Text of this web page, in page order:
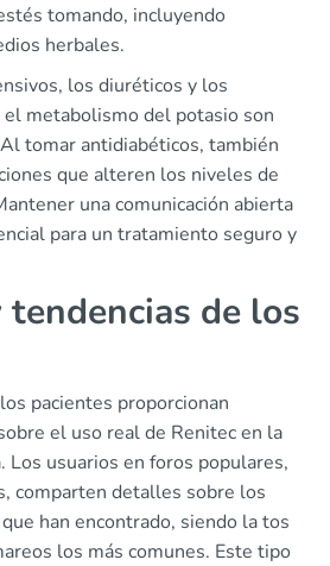
tomando, incluyendo
herbales.
los diuréticos y los
el metabolismo del potasio son
tomar antidiabéticos, también
que alteren los niveles de
una comunicación abierta
para un tratamiento seguro y
de los
pacientes proporcionan
el uso real de Renitec en la
Los usuarios en foros populares,
comparten detalles sobre los
han encontrado, siendo la tos
los más comunes. Este tipo